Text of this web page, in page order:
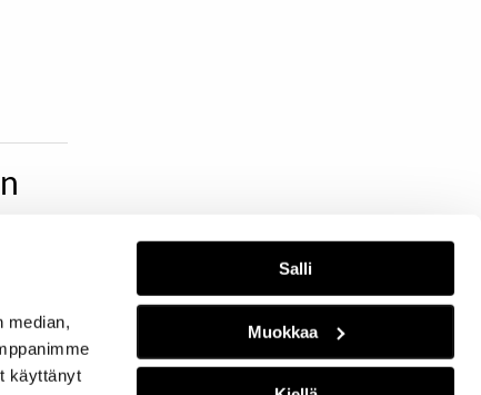
median,
käyttänyt
Salli
Muokkaa